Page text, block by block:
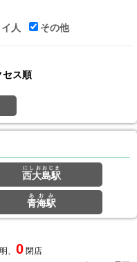
人 その他
セス順
西大島駅
にしおおじま
青海駅
あおみ
、 0 閉店